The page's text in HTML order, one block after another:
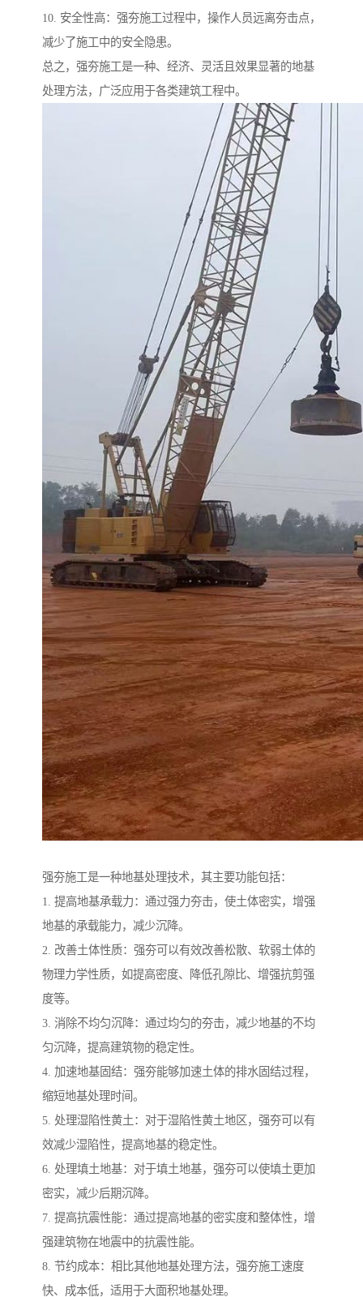
10. 安全性高：强夯施工过程中，操作人员远离夯击点，
减少了施工中的安全隐患。
总之，强夯施工是一种、经济、灵活且效果显著的地基
处理方法，广泛应用于各类建筑工程中。
强夯施工是一种地基处理技术，其主要功能包括：
1. 提高地基承载力：通过强力夯击，使土体密实，增强
地基的承载能力，减少沉降。
2. 改善土体性质：强夯可以有效改善松散、软弱土体的
物理力学性质，如提高密度、降低孔隙比、增强抗剪强
度等。
3. 消除不均匀沉降：通过均匀的夯击，减少地基的不均
匀沉降，提高建筑物的稳定性。
4. 加速地基固结：强夯能够加速土体的排水固结过程，
缩短地基处理时间。
5. 处理湿陷性黄土：对于湿陷性黄土地区，强夯可以有
效减少湿陷性，提高地基的稳定性。
6. 处理填土地基：对于填土地基，强夯可以使填土更加
密实，减少后期沉降。
7. 提高抗震性能：通过提高地基的密实度和整体性，增
强建筑物在地震中的抗震性能。
8. 节约成本：相比其他地基处理方法，强夯施工速度
快、成本低，适用于大面积地基处理。